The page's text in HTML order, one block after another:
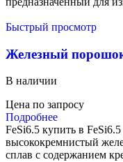
Быстрый просмотр
Железный
В наличии
Цена по запросу
Подробнее
FeSi6.5 купить в
высококремнистый
сплав с содержанием